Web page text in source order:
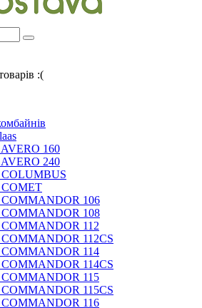
:(
AVERO 160
AVERO 240
COLUMBUS
COMET
COMMANDOR 106
COMMANDOR 108
COMMANDOR 112
COMMANDOR 112CS
COMMANDOR 114
COMMANDOR 114CS
COMMANDOR 115
COMMANDOR 115CS
COMMANDOR 116